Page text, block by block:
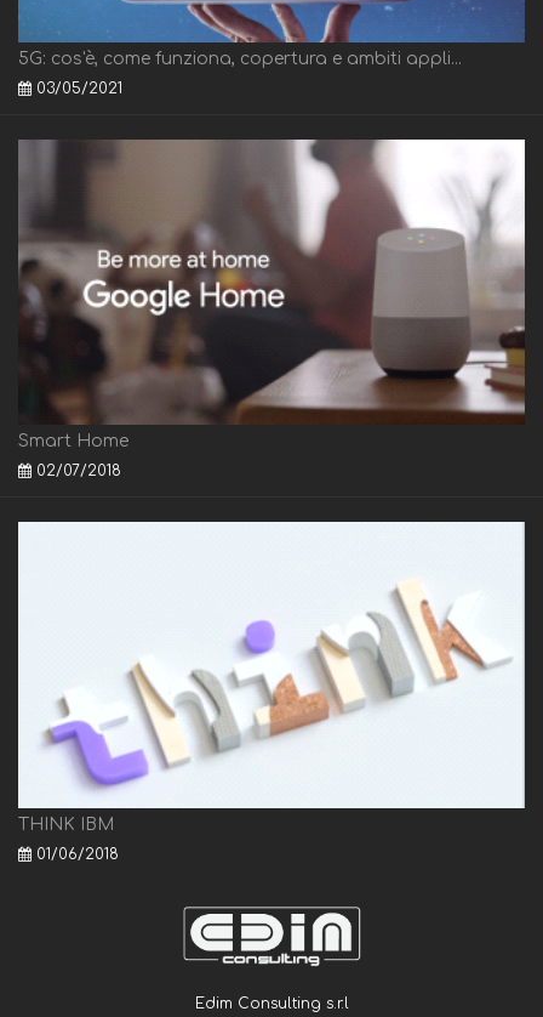
5G: cos'è, come funziona, copertura e ambiti appli...
03/05/2021
Smart Home
02/07/2018
THINK IBM
01/06/2018
Edim Consulting s.r.l